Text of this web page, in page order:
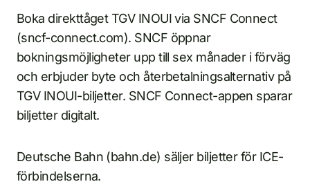
Boka direkttåget TGV INOUI via SNCF Connect
(sncf-connect.com). SNCF öppnar
bokningsmöjligheter upp till sex månader i förväg
och erbjuder byte och återbetalningsalternativ på
TGV INOUI-biljetter. SNCF Connect-appen sparar
biljetter digitalt.
Deutsche Bahn (bahn.de) säljer biljetter för ICE-
förbindelserna.